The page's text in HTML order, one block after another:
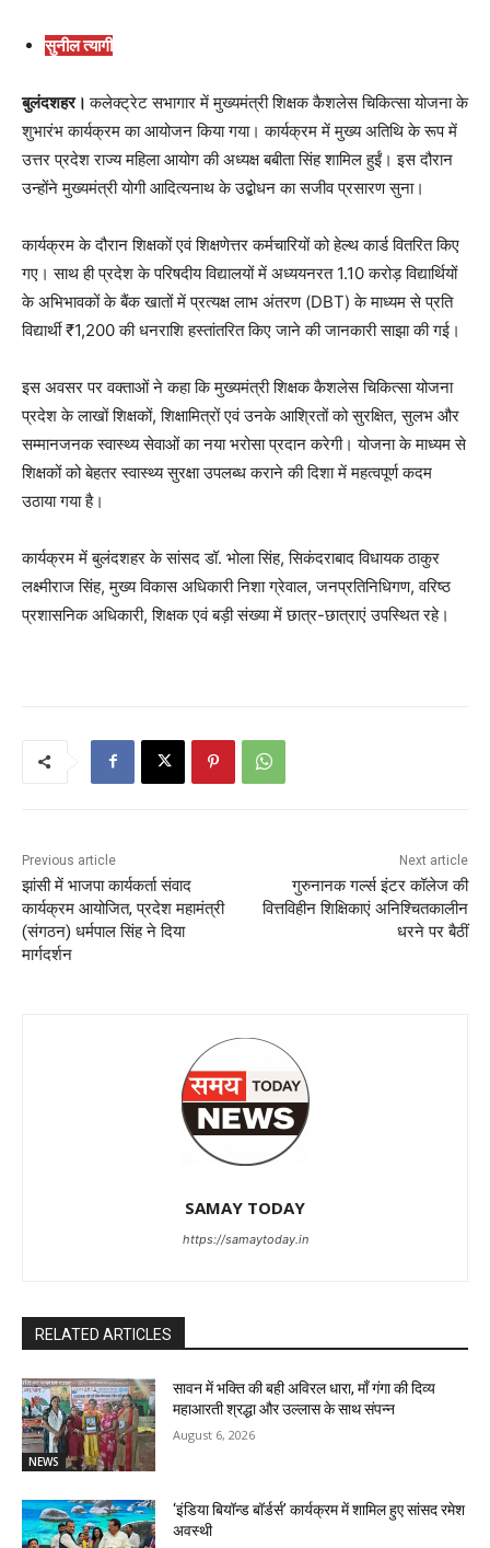
सुनील त्यागी
बुलंदशहर।कलेक्ट्रेट सभागार में मुख्यमंत्री शिक्षक कैशलेस चिकित्सा योजना के
शुभारंभ कार्यक्रम का आयोजन किया गया। कार्यक्रम में मुख्य अतिथि के रूप में
उत्तर प्रदेश राज्य महिला आयोग की अध्यक्ष बबीता सिंह शामिल हुईं। इस दौरान
उन्होंने मुख्यमंत्री योगी आदित्यनाथ के उद्बोधन का सजीव प्रसारण सुना।
कार्यक्रम के दौरान शिक्षकों एवं शिक्षणेत्तर कर्मचारियों को हेल्थ कार्ड वितरित किए
गए। साथ ही प्रदेश के परिषदीय विद्यालयों में अध्ययनरत 1.10 करोड़ विद्यार्थियों
के अभिभावकों के बैंक खातों में प्रत्यक्ष लाभ अंतरण (DBT) के माध्यम से प्रति
विद्यार्थी ₹1,200 की धनराशि हस्तांतरित किए जाने की जानकारी साझा की गई।
इस अवसर पर वक्ताओं ने कहा कि मुख्यमंत्री शिक्षक कैशलेस चिकित्सा योजना
प्रदेश के लाखों शिक्षकों, शिक्षामित्रों एवं उनके आश्रितों को सुरक्षित, सुलभ और
सम्मानजनक स्वास्थ्य सेवाओं का नया भरोसा प्रदान करेगी। योजना के माध्यम से
शिक्षकों को बेहतर स्वास्थ्य सुरक्षा उपलब्ध कराने की दिशा में महत्वपूर्ण कदम
उठाया गया है।
कार्यक्रम में बुलंदशहर के सांसद डॉ. भोला सिंह, सिकंदराबाद विधायक ठाकुर
लक्ष्मीराज सिंह, मुख्य विकास अधिकारी निशा ग्रेवाल, जनप्रतिनिधिगण, वरिष्ठ
प्रशासनिक अधिकारी, शिक्षक एवं बड़ी संख्या में छात्र-छात्राएं उपस्थित रहे।
Previous article
झांसी में भाजपा कार्यकर्ता संवाद
कार्यक्रम आयोजित, प्रदेश महामंत्री
(संगठन) धर्मपाल सिंह ने दिया
मार्गदर्शन
Next article
गुरुनानक गर्ल्स इंटर कॉलेज की
वित्तविहीन शिक्षिकाएं अनिश्चितकालीन
धरने पर बैठीं
SAMAY TODAY
https://samaytoday.in
RELATED ARTICLES
NEWS
सावन में भक्ति की बही अविरल धारा, माँ गंगा की दिव्य
महाआरती श्रद्धा और उल्लास के साथ संपन्न
August 6, 2026
‘इंडिया बियॉन्ड बॉर्डर्स’ कार्यक्रम में शामिल हुए सांसद रमेश
अवस्थी